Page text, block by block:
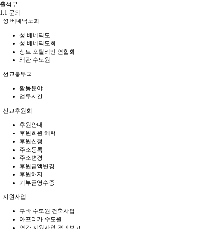
출석부
1:1 문의
성 베네딕도회
성 베네딕도
성 베네딕도회
상트 오틸리엔 연합회
왜관 수도원
선교총무국
활동분야
업무시간
선교후원회
후원안내
후원회원 혜택
후원신청
주소등록
주소변경
후원금액변경
후원해지
기부금영수증
지원사업
쿠바 수도원 건축사업
아프리카 수도원
연간 지원사업 경과보고